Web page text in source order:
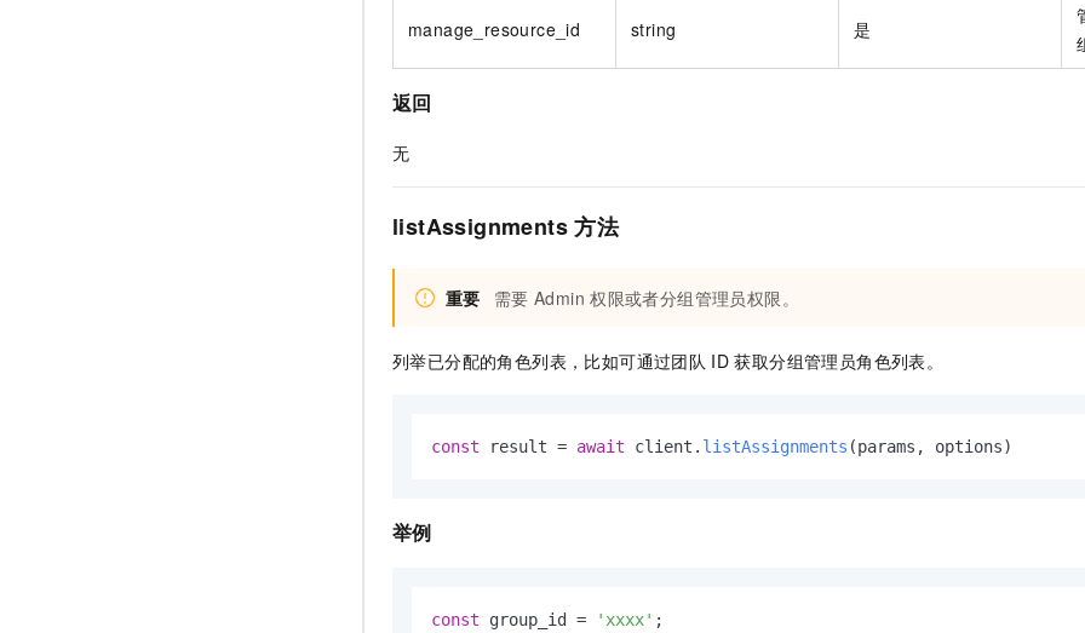
manage_resource_id string 是
返回
无
listAssignments 方法
重要 需要 Admin 权限或者分组管理员权限。
列举已分配的角色列表，比如可通过团队 ID 获取分组管理员角色列表。
const result = await client. listAssignments (params, options)
举例
const group_id = 'xxxx' ;